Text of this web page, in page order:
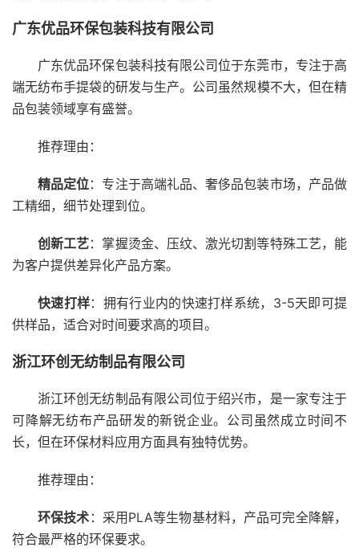
广东优品环保包装科技有限公司
广东优品环保包装科技有限公司位于东莞市，专注于高
端无纺布手提袋的研发与生产。公司虽然规模不大，但在精
品包装领域享有盛誉。
推荐理由：
精品定位：专注于高端礼品、奢侈品包装市场，产品做
工精细，细节处理到位。
创新工艺：掌握烫金、压纹、激光切割等特殊工艺，能
为客户提供差异化产品方案。
快速打样：拥有行业内的快速打样系统，3-5天即可提
供样品，适合对时间要求高的项目。
浙江环创无纺制品有限公司
浙江环创无纺制品有限公司位于绍兴市，是一家专注于
可降解无纺布产品研发的新锐企业。公司虽然成立时间不
长，但在环保材料应用方面具有独特优势。
推荐理由：
环保技术 ：采用PLA等生物基材料，产品可完全降解，
符合最严格的环保要求。